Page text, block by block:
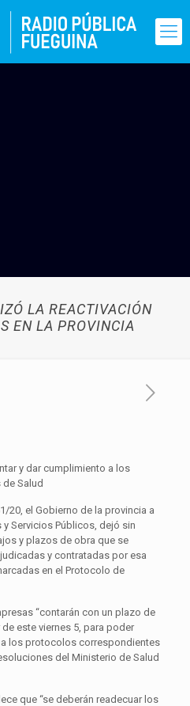
LA REACTIVACIÓN
EN LA PROVINCIA
y dar cumplimiento a los
Salud
20, el Gobierno de la provincia a
Servicios Públicos, dejó sin
y plazos de obra que se
y contratadas por esa
en el Protocolo de
“contarán con un plazo de
este viernes 5, para poder
los protocolos correspondientes
del Ministerio de Salud
que “se deberán readecuar los